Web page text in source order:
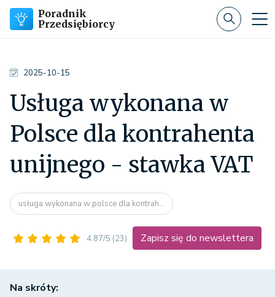
Poradnik
Przedsiębiorcy
2025-10-15
Usługa wykonana w
Polsce dla kontrahenta
unijnego - stawka VAT
usługa wykonana w polsce dla kontrah...
4.87/5 (23) Zapisz się do newslettera
Na skróty: